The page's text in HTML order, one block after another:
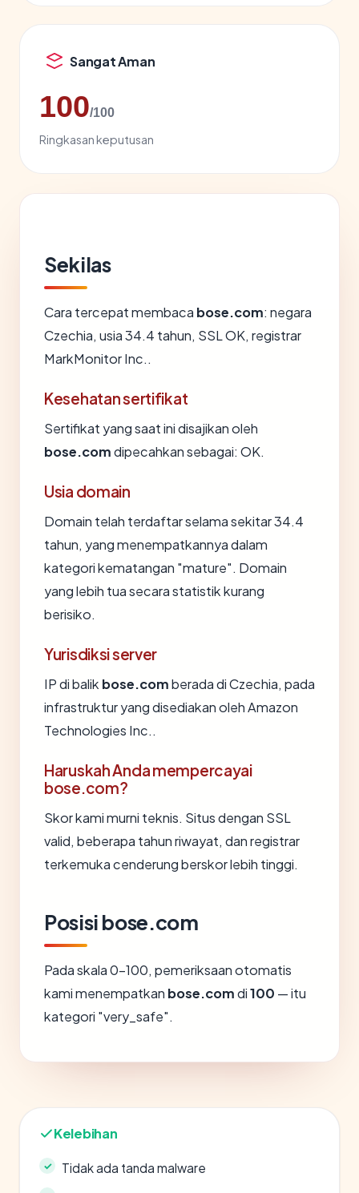
Sangat Aman
100/100
Ringkasan keputusan
Sekilas
Cara tercepat membaca bose.com: negara
Czechia, usia 34.4 tahun, SSL OK, registrar
MarkMonitor Inc..
Kesehatan sertifikat
Sertifikat yang saat ini disajikan oleh
bose.comdipecahkan sebagai: OK.
Usia domain
Domain telah terdaftar selama sekitar 34.4
tahun, yang menempatkannya dalam
kategori kematangan "mature". Domain
yang lebih tua secara statistik kurang
berisiko.
Yurisdiksi server
IP di balik bose.comberada di Czechia, pada
infrastruktur yang disediakan oleh Amazon
Technologies Inc..
Haruskah Anda mempercayai
bose.com?
Skor kami murni teknis. Situs dengan SSL
valid, beberapa tahun riwayat, dan registrar
terkemuka cenderung berskor lebih tinggi.
Posisi bose.com
Pada skala 0-100, pemeriksaan otomatis
kami menempatkan bose.comdi100 — itu
kategori "very_safe".
Kelebihan
Tidak ada tanda malware